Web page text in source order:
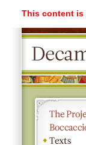
This content is